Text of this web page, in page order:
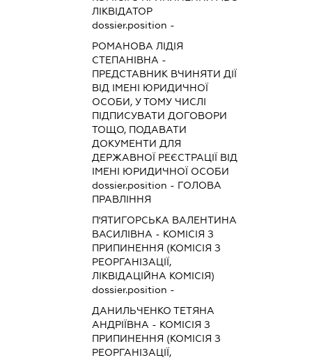
ЛІКВІДАТОР
dossier.position -
РОМАНОВА ЛІДІЯ
СТЕПАНІВНА -
ПРЕДСТАВНИК ВЧИНЯТИ ДІЇ
ВІД ІМЕНІ ЮРИДИЧНОЇ
ОСОБИ, У ТОМУ ЧИСЛІ
ПІДПИСУВАТИ ДОГОВОРИ
ТОЩО, ПОДАВАТИ
ДОКУМЕНТИ ДЛЯ
ДЕРЖАВНОЇ РЕЄСТРАЦІЇ ВІД
ІМЕНІ ЮРИДИЧНОЇ ОСОБИ
dossier.position - ГОЛОВА
ПРАВЛІННЯ
П'ЯТИГОРСЬКА ВАЛЕНТИНА
ВАСИЛІВНА - КОМІСІЯ З
ПРИПИНЕННЯ (КОМІСІЯ З
РЕОРГАНІЗАЦІЇ,
ЛІКВІДАЦІЙНА КОМІСІЯ)
dossier.position -
ДАНИЛЬЧЕНКО ТЕТЯНА
АНДРІЇВНА - КОМІСІЯ З
ПРИПИНЕННЯ (КОМІСІЯ З
РЕОРГАНІЗАЦІЇ,